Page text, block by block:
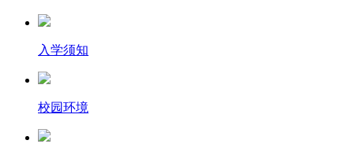
入学须知
校园环境